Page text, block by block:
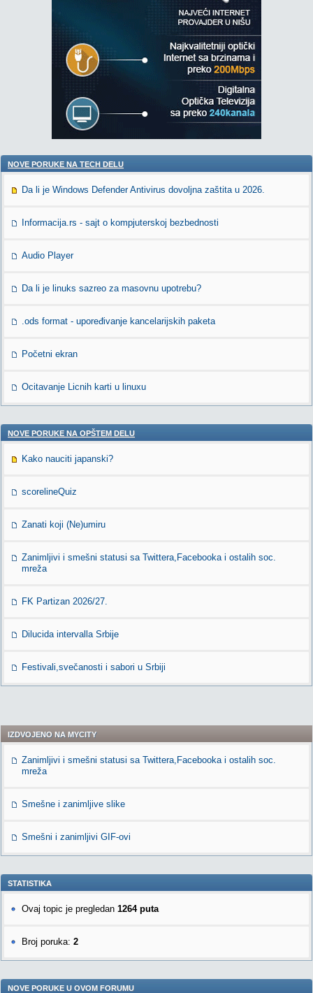
NOVE PORUKE NA TECH DELU
Da li je Windows Defender Antivirus dovoljna zaštita u 2026.
Informacija.rs - sajt o kompjuterskoj bezbednosti
Audio Player
Da li je linuks sazreo za masovnu upotrebu?
.ods format - upoređivanje kancelarijskih paketa
Početni ekran
Ocitavanje Licnih karti u linuxu
NOVE PORUKE NA OPŠTEM DELU
Kako nauciti japanski?
scorelineQuiz
Zanati koji (Ne)umiru
Zanimljivi i smešni statusi sa Twittera,Facebooka i ostalih soc.
mreža
FK Partizan 2026/27.
Dilucida intervalla Srbije
Festivali,svečanosti i sabori u Srbiji
IZDVOJENO NA MYCITY
Zanimljivi i smešni statusi sa Twittera,Facebooka i ostalih soc.
mreža
Smešne i zanimljive slike
Smešni i zanimljivi GIF-ovi
STATISTIKA
Ovaj topic je pregledan 1264 puta
Broj poruka: 2
NOVE PORUKE U OVOM FORUMU